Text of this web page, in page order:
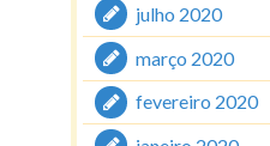
julho 2020
março 2020
fevereiro 2020